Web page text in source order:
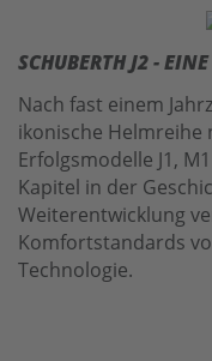
SCHUBERTH J2 -
Nach fast einem
ikonische Helmreihe
Erfolgsmodelle J1,
Kapitel in der
Weiterentwicklung
Komfortstandards
Technologie.